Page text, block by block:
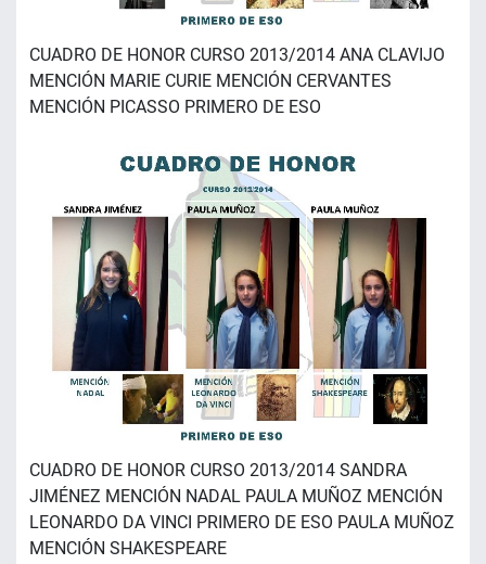
CUADRO DE HONOR CURSO 2013/2014 ANA CLAVIJO
MENCIÓN MARIE CURIE MENCIÓN CERVANTES
MENCIÓN PICASSO PRIMERO DE ESO
CUADRO DE HONOR CURSO 2013/2014 SANDRA
JIMÉNEZ MENCIÓN NADAL PAULA MUÑOZ MENCIÓN
LEONARDO DA VINCI PRIMERO DE ESO PAULA MUÑOZ
MENCIÓN SHAKESPEARE